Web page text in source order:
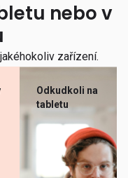
nebo v
zařízení.
Odkudkoli na
tabletu